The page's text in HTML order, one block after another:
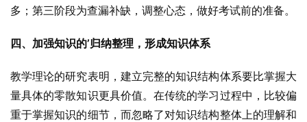
多；第三阶段为查漏补缺，调整心态，做好考试前的准备。
四、加强知识的’归纳整理，形成知识体系
教学理论的研究表明，建立完整的知识结构体系要比掌握大
量具体的零散知识更具价值。在传统的学习过程中，比较偏
重于掌握知识的细节，而忽略了对知识结构整体上的理解和